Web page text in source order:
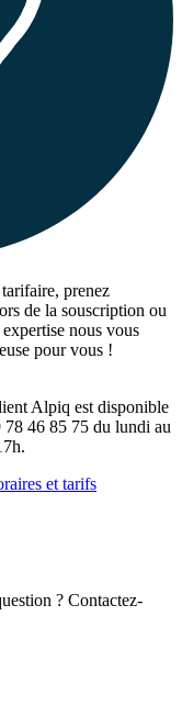
prenez
de la souscription ou
nous vous
pour vous !
Alpiq est disponible
78 46 85 75 du lundi au
et tarifs
? Contactez-